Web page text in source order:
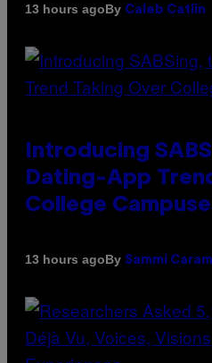
13 hours agoBy Caleb Catlin
Introducing
Dating-App
College
13 hours agoBy Sammi